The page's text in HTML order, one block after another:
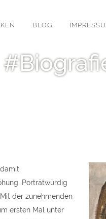
BLOG
Porträtwürdig
der zunehmenden
ersten Mal unter